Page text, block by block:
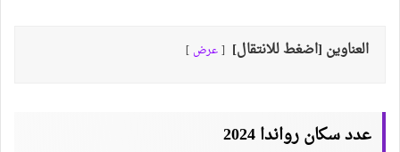
العناوين [اضغط للانتقال] عرض
عدد سكان رواندا 2024